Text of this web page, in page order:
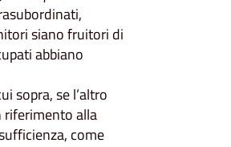
siano fruitori di
abbiano
sopra, se l’altro
riferimento alla
come